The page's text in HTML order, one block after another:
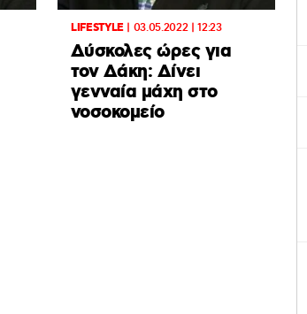
LIFESTYLE| 03.05.2022 | 12:23
Δύσκολες ώρες για
τον Δάκη: Δίνει
γενναία μάχη στο
νοσοκομείο